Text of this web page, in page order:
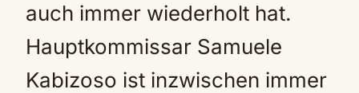
auch immer wiederholt hat.
Hauptkommissar Samuele
Kabizoso ist inzwischen immer